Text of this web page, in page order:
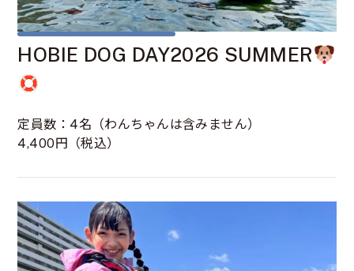
HOBIE DOG DAY2026 SUMMER
定員数：4名（わんちゃんは含みません）
4,400円（税込）